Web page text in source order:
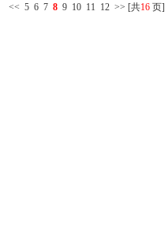
<< 5 6 7 8 9 10 11 12 >> [共16 页